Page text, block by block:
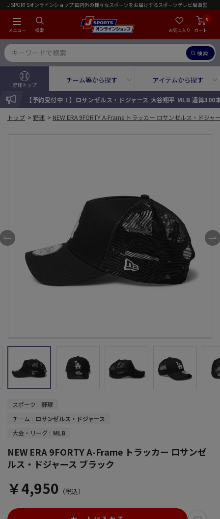
J SPORTSオンラインショップ 国内外の様々なスポーツをお届けするスポーツテレビ局直営店｜会員限定初回ご注文送料無料キャンペーン実施中！
メニュー 検索 お気に入り カート
0
検索
野球トップ
チーム等から探す
アイテムから探す
INFORMATION【予約受付中！】ロサンゼルス・ドジャース 大谷翔平 MLB 通算300
トップ > 野球 > NEW ERA 9FORTY A-Frame トラッカー ロサンゼルス・ドジャ
スポーツ : 野球
チーム : ロサンゼルス・ドジャース
大会・リーグ : MLB
NEW ERA 9FORTY A-Frame トラッカー ロサンゼ
ルス・ドジャース ブラック
￥4,950 （税込）